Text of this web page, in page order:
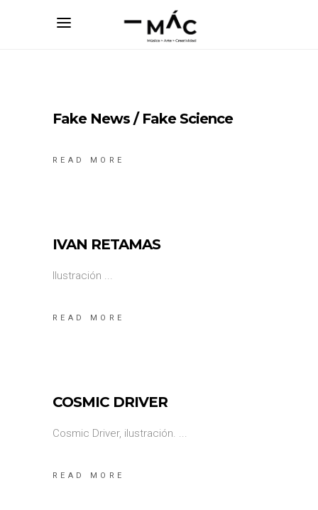
Fake News / Fake Science
READ MORE
IVAN RETAMAS
Ilustración
READ MORE
COSMIC DRIVER
Cosmic Driver, ilustración.
READ MORE